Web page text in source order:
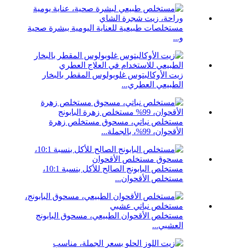
مستخلصات طبيعية للعناية اليومية ببشرة صحية
و...
زيت الأوكالبتوس غلوبولوس المقطر بالبخار
الطبيعي العطري...
مستخلص نباتي، مسحوق مستخلص زهرة
الأقحوان، 99%، بالجملة...
مستخلص البابونج الصالح للأكل بنسبة 10:1،
مستخلص الأقحوان...
مستخلص الأقحوان الطبيعي، مسحوق البابونج
العشبي...